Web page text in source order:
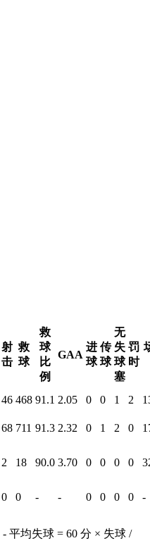
射
击
救
球
救
球
比
例
GAA
进
球
传
球
无
失
球
塞
罚
时
46 468 91.1 2.05 0 0 1 2
68 711 91.3 2.32 0 1 2 0
2 18 90.0 3.70 0 0 0 0
0 0 - - 0 0 0 0
-
- 平均失球 = 60 分 × 失球 /